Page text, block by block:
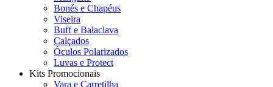
Bonés e Chapéus
Viseira
Buff e Balaclava
Calçados
Óculos Polarizados
Luvas e Protect
Kits Promocionais
Vara e Carretilha